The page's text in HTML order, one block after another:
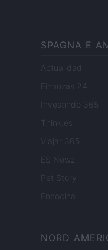
SPAGNA E
Actualidad
Finanzas 24
Investindo 365
Think.es
Viajar 365
ES Newz
Pet Story
Encocina
NORD